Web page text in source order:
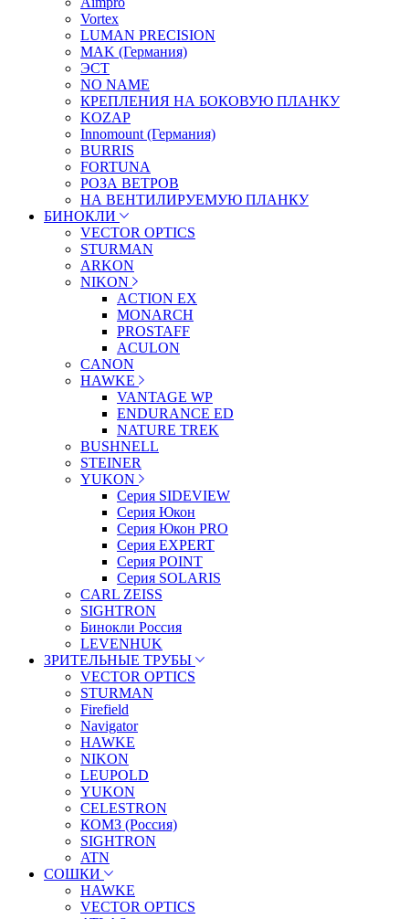
Vortex
LUMAN PRECISION
MAK (Германия)
ЭСТ
NO NAME
КРЕПЛЕНИЯ НА БОКОВУЮ ПЛАНКУ
KOZAP
Innomount (Германия)
BURRIS
FORTUNA
РОЗА ВЕТРОВ
НА ВЕНТИЛИРУЕМУЮ ПЛАНКУ
БИНОКЛИ
VECTOR OPTICS
STURMAN
ARKON
NIKON
ACTION EX
MONARCH
PROSTAFF
ACULON
CANON
HAWKE
VANTAGE WP
ENDURANCE ED
NATURE TREK
BUSHNELL
STEINER
YUKON
Серия SIDEVIEW
Серия Юкон
Серия Юкон PRO
Серия EXPERT
Серия POINT
Серия SOLARIS
CARL ZEISS
SIGHTRON
Бинокли Россия
LEVENHUK
ЗРИТЕЛЬНЫЕ ТРУБЫ
VECTOR OPTICS
STURMAN
Firefield
Navigator
HAWKE
NIKON
LEUPOLD
YUKON
CELESTRON
КОМЗ (Россия)
SIGHTRON
ATN
СОШКИ
HAWKE
VECTOR OPTICS